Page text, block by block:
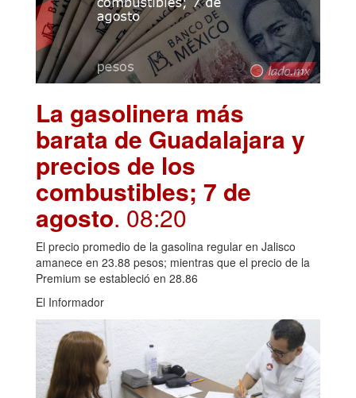
La gasolinera más
barata de Guadalajara y
precios de los
combustibles; 7 de
agosto. 08:20
El precio promedio de la gasolina regular en Jalisco
amanece en 23.88 pesos; mientras que el precio de la
Premium se estableció en 28.86
El Informador